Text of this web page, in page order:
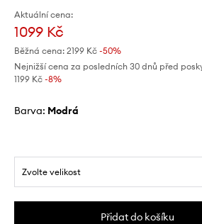
Aktuální cena:
1099 Kč
Běžná cena: 2199 Kč -50%
Nejnižší cena za posledních 30 dnů před
1199 Kč -8%
Barva: modrá
Zvolte velikost
Přidat do košíku